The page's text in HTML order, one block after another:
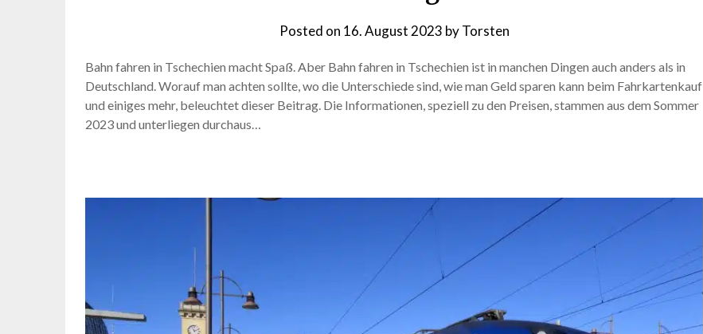
Posted on 16. August 2023 byTorsten
Bahn fahren in Tschechien macht Spaß. Aber Bahn fahren in Tschechien ist in manchen Dingen auch anders als in
Deutschland. Worauf man achten sollte, wo die Unterschiede sind, wie man Geld sparen kann beim Fahrkartenkauf
und einiges mehr, beleuchtet dieser Beitrag. Die Informationen, speziell zu den Preisen, stammen aus dem Sommer
2023 und unterliegen durchaus…